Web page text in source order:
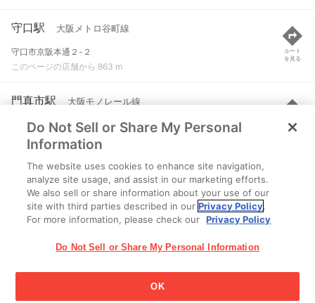
守口駅 大阪メトロ谷町線
守口市京阪本通２-２
このページの店舗から 863 m
ルート
を見る
門真市駅 大阪モノレール線
門真市新橋町３６-７
このページの店舗から 975 m
ルート
を見る
門真市駅 京阪本線
門真市新橋町３６-７
このページの店舗から 1.1 km
江崎グリコ株式会社 Copyright © 2025 Ezaki Glico Co., Ltd.
Do Not Sell or Share My Personal
Information
The website uses cookies to enhance site navigation,
analyze site usage, and assist in our marketing efforts.
We also sell or share information about your use of our
site with third parties described in ourPrivacy Policy.
For more information, please check our Privacy Policy
Do Not Sell or Share My Personal Information
OK